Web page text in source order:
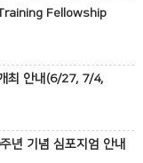
Fellowship
최 안내(6/27, 7/4,
년 기념 심포지엄 안내